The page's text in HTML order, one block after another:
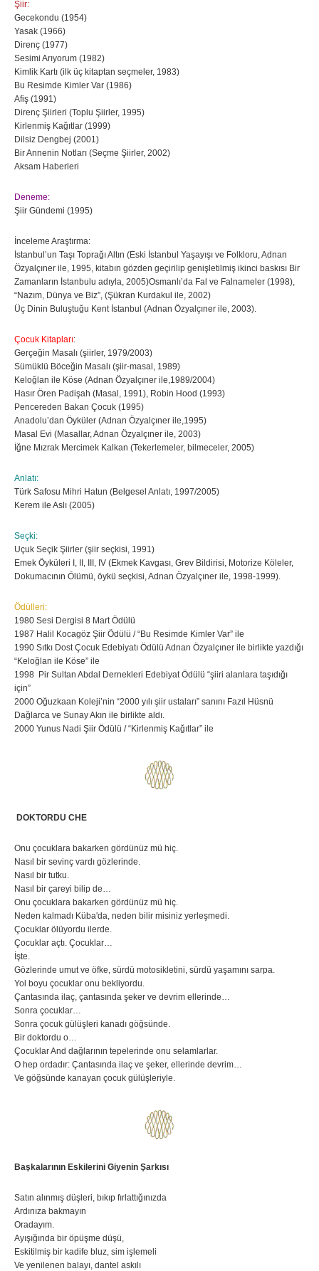
Şiir:
Gecekondu (1954)
Yasak (1966)
Direnç (1977)
Sesimi Arıyorum (1982)
Kimlik Kartı (ilk üç kitaptan seçmeler, 1983)
Bu Resimde Kimler Var (1986)
Afiş (1991)
Direnç Şiirleri (Toplu Şiirler, 1995)
Kirlenmiş Kağıtlar (1999)
Dilsiz Dengbej (2001)
Bir Annenin Notları (Seçme Şiirler, 2002)
Aksam Haberleri
Deneme:
Şiir Gündemi (1995)
İnceleme Araştırma:
İstanbul’un Taşı Toprağı Altın (Eski İstanbul Yaşayışı ve Folkloru, Adnan
Özyalçıner ile, 1995, kitabın gözden geçirilip genişletilmiş ikinci baskısı Bir
Zamanların İstanbulu adıyla, 2005)Osmanlı’da Fal ve Falnameler (1998),
“Nazım, Dünya ve Biz”, (Şükran Kurdakul ile, 2002)
Üç Dinin Buluştuğu Kent İstanbul (Adnan Özyalçıner ile, 2003).
Çocuk Kitapları:
Gerçeğin Masalı (şiirler, 1979/2003)
Sümüklü Böceğin Masalı (şiir-masal, 1989)
Keloğlan ile Köse (Adnan Özyalçıner ile,1989/2004)
Hasır Ören Padişah (Masal, 1991), Robin Hood (1993)
Pencereden Bakan Çocuk (1995)
Anadolu’dan Öyküler (Adnan Özyalçıner ile,1995)
Masal Evi (Masallar, Adnan Özyalçıner ile, 2003)
İğne Mızrak Mercimek Kalkan (Tekerlemeler, bilmeceler, 2005)
Anlatı:
Türk Safosu Mihri Hatun (Belgesel Anlatı, 1997/2005)
Kerem ile Aslı (2005)
Seçki:
Uçuk Seçik Şiirler (şiir seçkisi, 1991)
Emek Öyküleri I, II, III, IV (Ekmek Kavgası, Grev Bildirisi, Motorize Köleler,
Dokumacının Ölümü, öykü seçkisi, Adnan Özyalçıner ile, 1998-1999).
Ödülleri:
1980 Sesi Dergisi 8 Mart Ödülü
1987 Halil Kocagöz Şiir Ödülü / “Bu Resimde Kimler Var” ile
1990 Sıtkı Dost Çocuk Edebiyatı Ödülü Adnan Özyalçıner ile birlikte yazdığı
“Keloğlan ile Köse” ile
1998 Pir Sultan Abdal Dernekleri Edebiyat Ödülü “şiiri alanlara taşıdığı
için”
2000 Oğuzkaan Koleji’nin “2000 yılı şiir ustaları” sanını Fazıl Hüsnü
Dağlarca ve Sunay Akın ile birlikte aldı.
2000 Yunus Nadi Şiir Ödülü / “Kirlenmiş Kağıtlar” ile
DOKTORDU CHE
Onu çocuklara bakarken gördünüz mü hiç.
Nasıl bir sevinç vardı gözlerinde.
Nasıl bir tutku.
Nasıl bir çareyi bilip de…
Onu çocuklara bakarken gördünüz mü hiç.
Neden kalmadı Küba'da, neden bilir misiniz yerleşmedi.
Çocuklar ölüyordu ilerde.
Çocuklar açtı. Çocuklar…
İşte.
Gözlerinde umut ve öfke, sürdü motosikletini, sürdü yaşamını sarpa.
Yol boyu çocuklar onu bekliyordu.
Çantasında ilaç, çantasında şeker ve devrim ellerinde…
Sonra çocuklar…
Sonra çocuk gülüşleri kanadı göğsünde.
Bir doktordu o…
Çocuklar And dağlarının tepelerinde onu selamlarlar.
O hep ordadır: Çantasında ilaç ve şeker, ellerinde devrim…
Ve göğsünde kanayan çocuk gülüşleriyle.
Başkalarının Eskilerini Giyenin Şarkısı
Satın alınmış düşleri, bıkıp fırlattığınızda
Ardınıza bakmayın
Oradayım.
Ayışığında bir öpüşme düşü,
Eskitilmiş bir kadife bluz, sim işlemeli
Ve yenilenen balayı, dantel askılı